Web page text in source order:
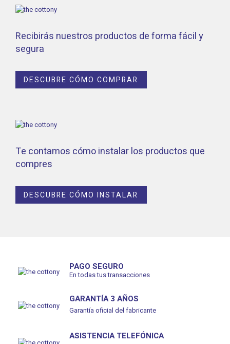
Recibirás nuestros productos de forma fácil y
segura
DESCUBRE CÓMO COMPRAR
Te contamos cómo instalar los productos que
compres
DESCUBRE CÓMO INSTALAR
PAGO SEGURO
En todas tus transacciones
GARANTÍA 3 AÑOS
Garantía oficial del fabricante
ASISTENCIA TELEFÓNICA